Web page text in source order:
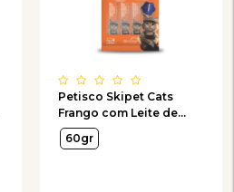
Petisco Skipet Cats
Frango com Leite de
Cabra para Gatos com 4
Unidades de 15g
60gr